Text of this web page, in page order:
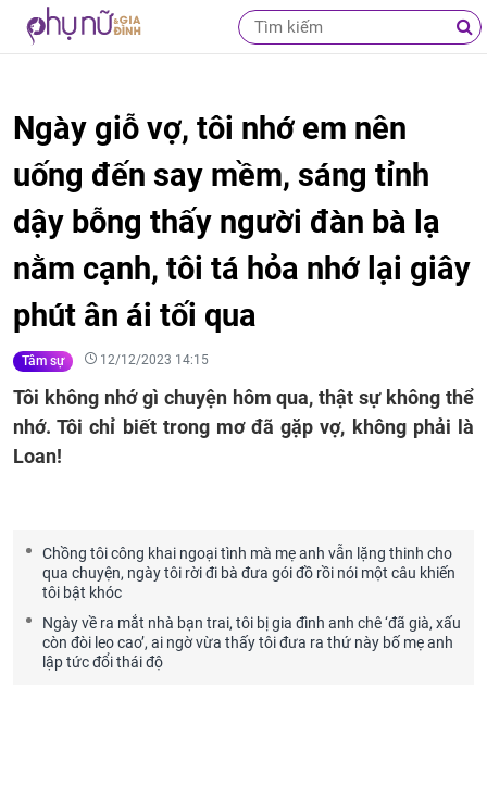
Ngày giỗ vợ, tôi nhớ em nên
uống đến say mềm, sáng tỉnh
dậy bỗng thấy người đàn bà lạ
nằm cạnh, tôi tá hỏa nhớ lại giây
phút ân ái tối qua
Tâm sự 12/12/2023 14:15
Tôi không nhớ gì chuyện hôm qua, thật sự không thể
nhớ. Tôi chỉ biết trong mơ đã gặp vợ, không phải là
Loan!
Chồng tôi công khai ngoại tình mà mẹ anh vẫn lặng thinh cho
qua chuyện, ngày tôi rời đi bà đưa gói đồ rồi nói một câu khiến
tôi bật khóc
Ngày về ra mắt nhà bạn trai, tôi bị gia đình anh chê ‘đã già, xấu
còn đòi leo cao’, ai ngờ vừa thấy tôi đưa ra thứ này bố mẹ anh
lập tức đổi thái độ